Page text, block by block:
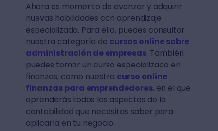
Ahora es momento de avanzar y adquirir
nuevas habilidades con aprendizaje
especializado. Para ello, puedes consultar
nuestra categoría de cursos online sobre
administración de empresas. También
puedes tomar un curso especializado en
finanzas, como nuestro curso online
finanzas para emprendedores, en el que
aprenderás todos los aspectos de la
contabilidad que necesitas saber para
aplicarla en tu negocio.